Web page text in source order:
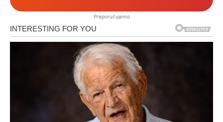
Preporučujemo